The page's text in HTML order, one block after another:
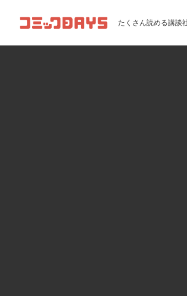
コミックDAYS たくさん読める講談